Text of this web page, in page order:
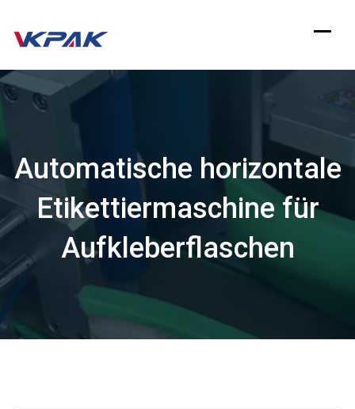
Zum
Inhalt
springen
Automatische horizontale
Etikettiermaschine für
Aufkleberflaschen